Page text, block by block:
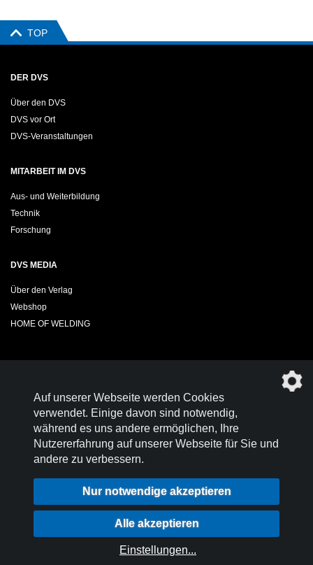
TOP
DER DVS
Über den DVS
DVS vor Ort
DVS-Veranstaltungen
MITARBEIT IM DVS
Aus- und Weiterbildung
Technik
Forschung
DVS MEDIA
Über den Verlag
Webshop
HOME OF WELDING
Werden SieMitglied im DVS!
Nutzungsbedingungen
Impressum
Auf unserer Webseite werden Cookies
verwendet. Einige davon sind notwendig,
während es uns andere ermöglichen, Ihre
Nutzererfahrung auf unserer Webseite für Sie und
andere zu verbessern.
Nur notwendige akzeptieren
Alle akzeptieren
Einstellungen...